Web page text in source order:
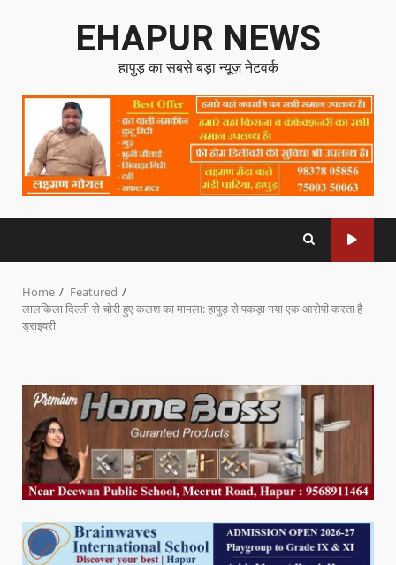
EHAPUR NEWS
हापुड़ का सबसे बड़ा न्यूज़ नेटवर्क
Home
Featured
लालकिला दिल्ली से चोरी हुए कलश का मामला: हापुड़ से पकड़ा गया एक आरोपी करता है
ड्राइवरी